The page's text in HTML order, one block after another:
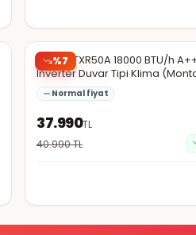
%7
Hepsiburada
Kaira DTXR50A 18000 BTU/h
Inverter Duvar Tipi Klima
Normal fiyat
37.990TL
40.990TL